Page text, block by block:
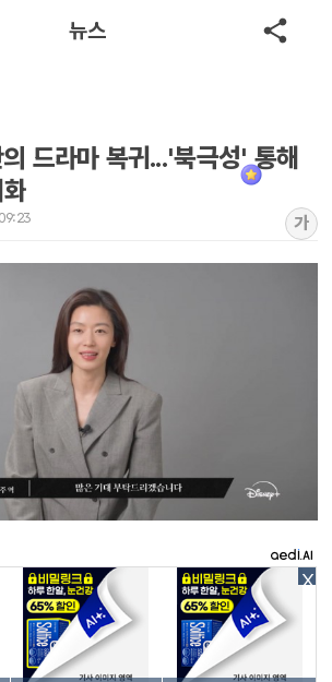
뉴스
드라마 복귀...'북극성' 통해
가
X